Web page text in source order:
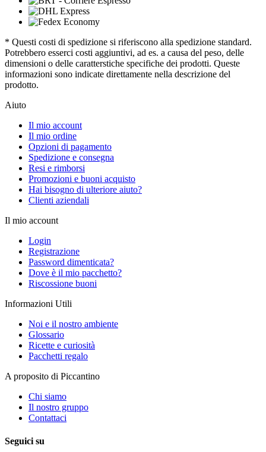
* Questi costi di spedizione si riferiscono alla spedizione standard.
Potrebbero esserci costi aggiuntivi, ad es. a causa del peso, delle
dimensioni o delle caratterstiche specifiche dei prodotti. Queste
informazioni sono indicate direttamente nella descrizione del
prodotto.
Aiuto
Il mio account
Il mio ordine
Opzioni di pagamento
Spedizione e consegna
Resi e rimborsi
Promozioni e buoni acquisto
Hai bisogno di ulteriore aiuto?
Clienti aziendali
Il mio account
Login
Registrazione
Password dimenticata?
Dove è il mio pacchetto?
Riscossione buoni
Informazioni Utili
Noi e il nostro ambiente
Glossario
Ricette e curiosità
Pacchetti regalo
A proposito di Piccantino
Chi siamo
Il nostro gruppo
Contattaci
Seguici su